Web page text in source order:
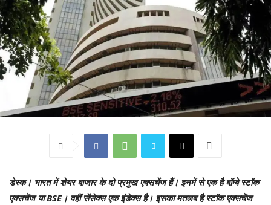
डेस्क। भारत में शेयर बाजार के दो प्रमुख एक्सचेंज हैं। इनमें से एक है बॉम्बे स्टॉक
एक्सचेंज या BSE। वहीं सेंसेक्स एक इंडेक्स है। इसका मतलब है स्टॉक एक्सचेंज